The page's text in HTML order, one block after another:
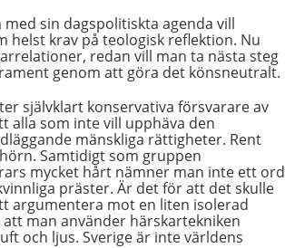
sin dagspolitiskta agenda vill
helst krav på teologisk reflektion. Nu
redan vill man ta nästa steg
genom att göra det könsneutralt.
självklart konservativa försvarare av
alla som inte vill upphäva den
mänskliga rättigheter. Rent
Samtidigt som gruppen
mycket hårt nämner man inte ett ord
präster. Är det för att det skulle
argumentera mot en liten isolerad
man använder härskartekniken
och ljus. Sverige är inte världens